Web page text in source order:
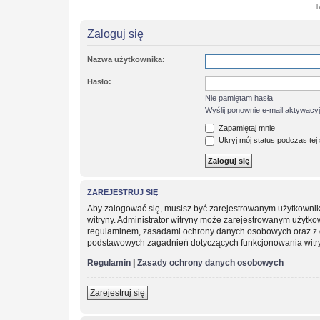
Zaloguj się
Nazwa użytkownika:
Hasło:
Nie pamiętam hasła
Wyślij ponownie e-mail
Zapamiętaj mnie
Ukryj mój status podczas tej
ZAREJESTRUJ SIĘ
Aby zalogować się, musisz być zarejestrowanym
witryny. Administrator witryny może zarejestrowanym
regulaminem, zasadami ochrony danych osobowych oraz
podstawowych zagadnień dotyczących funkcjonowania
Regulamin
Zasady ochrony danych osobowych
Zarejestruj się